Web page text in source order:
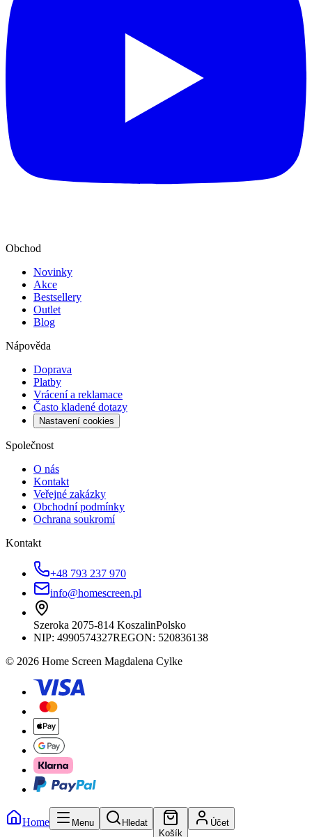
Obchod
Novinky
Akce
Bestsellery
Outlet
Blog
Nápověda
Doprava
Platby
Vrácení a reklamace
Často kladené dotazy
Nastavení cookies
Společnost
O nás
Kontakt
Veřejné zakázky
Obchodní podmínky
Ochrana soukromí
Kontakt
+48 793 237 970
info@homescreen.pl
Szeroka 2075-814 KoszalinPolsko
NIP: 4990574327REGON: 520836138
© 2026 Home Screen Magdalena Cylke
Home Menu
Hledat
Košík
Účet